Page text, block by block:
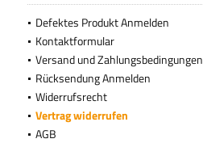
Defektes Produkt Anmelden
Kontaktformular
Versand und Zahlungsbedingungen
Rücksendung Anmelden
Widerrufsrecht
Vertrag widerrufen
AGB